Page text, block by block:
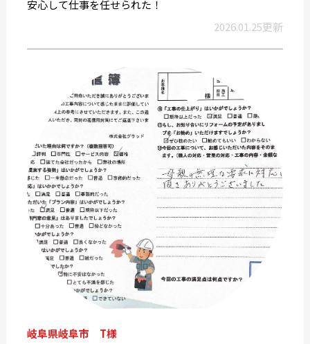
安心して仕事を任せられた！
2026.01.25更新
岐阜県岐阜市 T様